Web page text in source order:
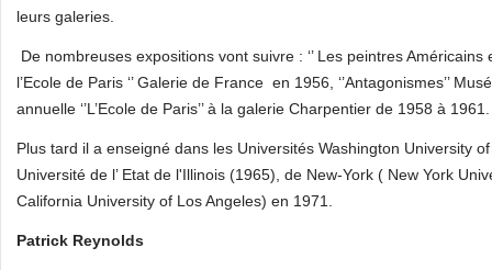
Vente art contemporain
leurs galeries.
De nombreuses expositions vont suivre : ‘’ Les peintres Américains
l’Ecole de Paris ‘’ Galerie de France en 1956, ‘’Antagonismes’’
annuelle ‘’L’Ecole de Paris’’ à la galerie Charpentier de 1958 à 1961.
Plus tard il a enseigné dans les Universités Washington University
Université de l’ Etat de l'Illinois (1965), de New‑York ( New York
California University of Los Angeles) en 1971.
Patrick Reynolds